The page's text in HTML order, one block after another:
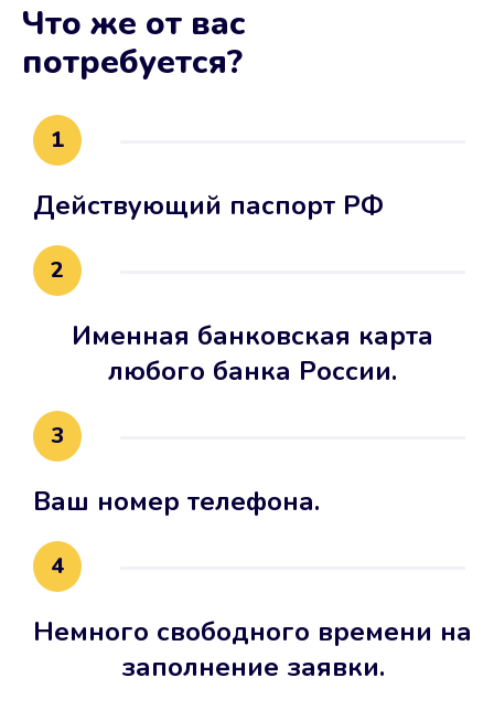
Что же от вас
потребуется?
1
Действующий паспорт РФ
2
Именная банковская карта
любого банка России.
3
Ваш номер телефона.
4
Немного свободного времени на
заполнение заявки.